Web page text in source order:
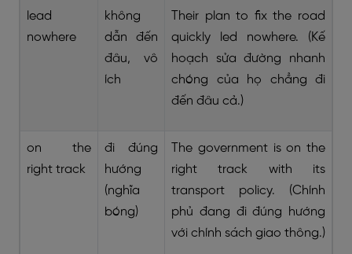
lead
nowhere
không
dẫn đến
đâu, vô
ích
Their plan to fix the road
quickly led nowhere. (Kế
hoạch sửa đường nhanh
chóng của họ chẳng đi
đến đâu cả.)
on the
right track
đi đúng
hướng
(nghĩa
bóng)
The government is on the
right track with its
transport policy. (Chính
phủ đang đi đúng hướng
với chính sách giao thông.)